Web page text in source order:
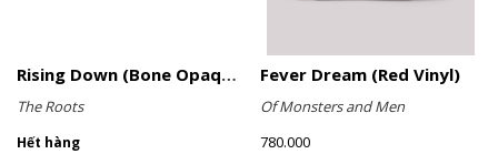
Rising Down (Bone Opaque Vinyl)
The Roots
Hết hàng
Fever Dream (Red Vinyl)
Of Monsters and Men
780.000